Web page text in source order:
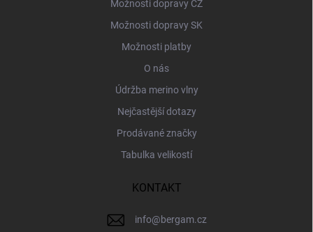
Možnosti dopravy CZ
Možnosti dopravy SK
Možnosti platby
O nás
Údržba merino vlny
Nejčastější dotazy
Prodávané značky
Tabulka velikostí
KONTAKT
info@bergam.cz